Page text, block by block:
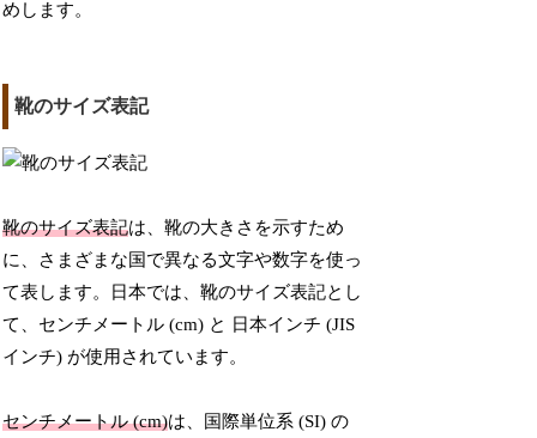
めします。
靴のサイズ表記
靴のサイズ表記は、靴の大きさを示すため
に、さまざまな国で異なる文字や数字を使っ
て表します。日本では、靴のサイズ表記とし
て、センチメートル (cm) と 日本インチ (JIS
インチ) が使用されています。
センチメートル (cm)は、国際単位系 (SI) の